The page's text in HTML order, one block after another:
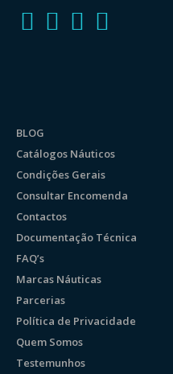
BLOG
Catálogos Náuticos
Condições Gerais
Consultar Encomenda
Contactos
Documentação Técnica
FAQ’s
Marcas Náuticas
Parcerias
Política de Privacidade
Quem Somos
Testemunhos